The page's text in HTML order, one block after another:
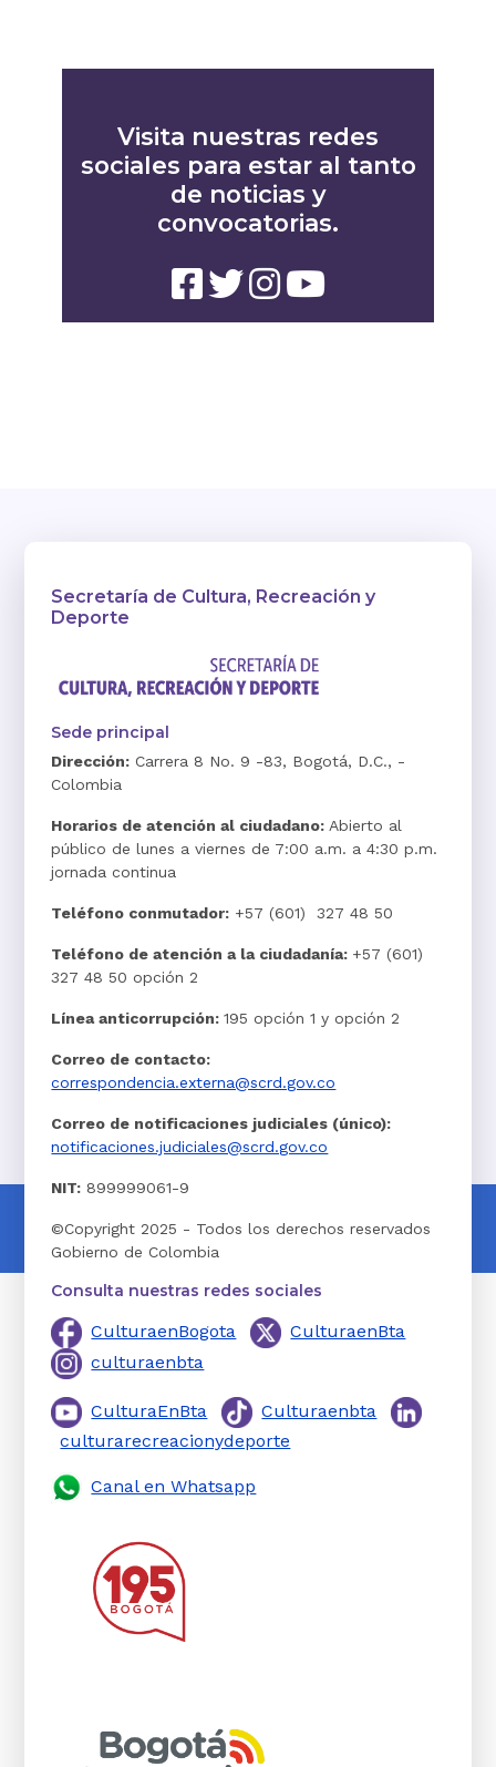
Visita nuestras redes
sociales para estar al tanto
de noticias y
convocatorias.
Secretaría de Cultura, Recreación y
Deporte
Sede principal
Dirección: Carrera 8 No. 9 -83, Bogotá, D.C., -
Colombia
Horarios de atención al ciudadano: Abierto al
público de lunes a viernes de 7:00 a.m. a 4:30 p.m.
jornada continua
Teléfono conmutador: +57 (601) 327 48 50
Teléfono de atención a la ciudadanía: +57 (601)
327 48 50 opción 2
Línea anticorrupción:195 opción 1 y opción 2
Correo de contacto:
correspondencia.externa@scrd.gov.co
Correo de notificaciones judiciales (único):
notificaciones.judiciales@scrd.gov.co
NIT: 899999061-9
©Copyright 2025 - Todos los derechos reservados
Gobierno de Colombia
Consulta nuestras redes sociales
CulturaenBogota
CulturaenBta
culturaenbta
CulturaEnBta
Culturaenbta
culturarecreacionydeporte
Canal en Whatsapp